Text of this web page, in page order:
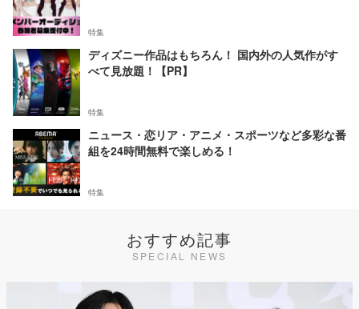
特集
ディズニー作品はもちろん！ 国内外の人気作がす
べて見放題！【PR】
特集
ニュース・恋リア・アニメ・スポーツなど多彩な番
組を24時間無料で楽しめる！
特集
おすすめ記事
SPECIAL NEWS